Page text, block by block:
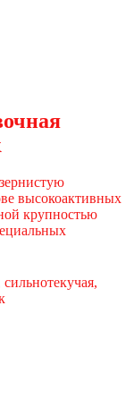
высокоактивных
крупностью